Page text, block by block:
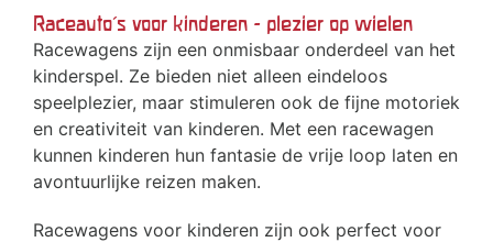
Raceauto's voor kinderen - plezier op wielen
Racewagens zijn een onmisbaar onderdeel van het
kinderspel. Ze bieden niet alleen eindeloos
speelplezier, maar stimuleren ook de fijne motoriek
en creativiteit van kinderen. Met een racewagen
kunnen kinderen hun fantasie de vrije loop laten en
avontuurlijke reizen maken.
Racewagens voor kinderen zijn ook perfect voor